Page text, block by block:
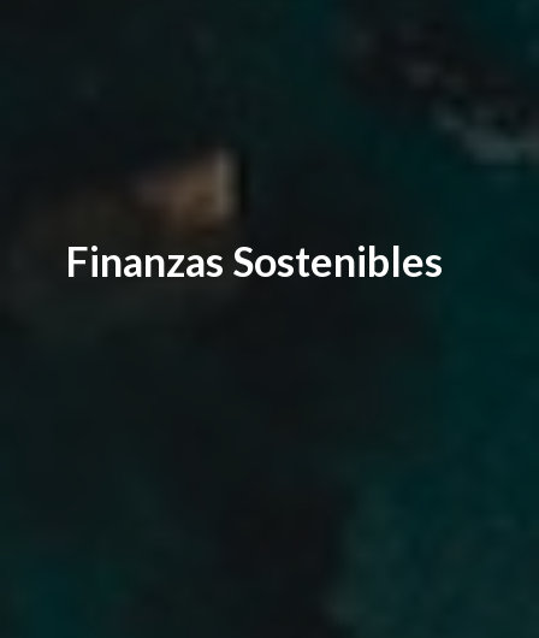
Finanzas Sostenibles